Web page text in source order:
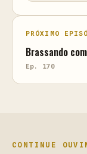
PRÓXIMO
Brassando
Ep. 170
CONTINUE